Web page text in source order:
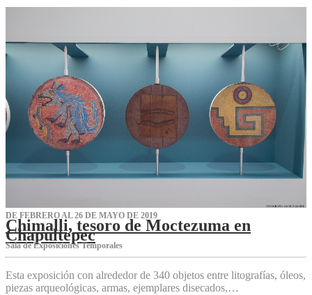
DE FEBRERO AL 26 DE MAYO DE 2019
Chimalli, tesoro de Moctezuma en
Chapultepec
Sala de Exposiciones Temporales
Esta exposición con alrededor de 340 objetos entre litografías, óleos,
piezas arqueológicas, armas, ejemplares disecados,…